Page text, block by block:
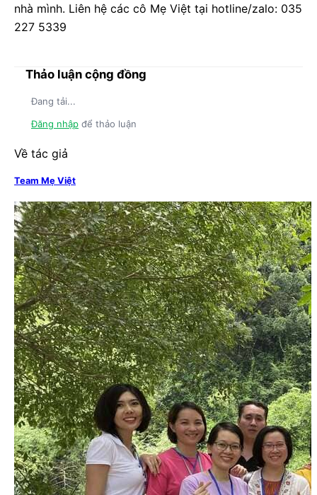
nhà mình. Liên hệ các cô Mẹ Việt tại hotline/zalo: 035
227 5339
Thảo luận cộng đồng
Đang tải...
Đăng nhập để thảo luận
Về tác giả
Team Mẹ Việt